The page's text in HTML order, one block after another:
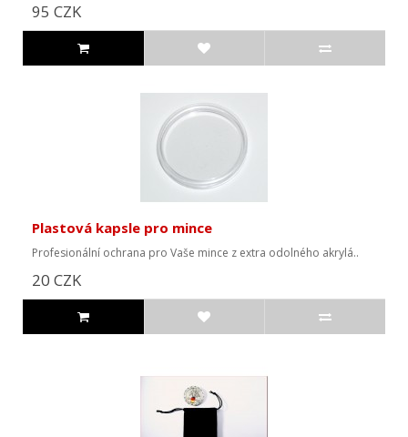
95 CZK
Plastová kapsle pro mince
Profesionální ochrana pro Vaše mince z extra odolného akrylá..
20 CZK